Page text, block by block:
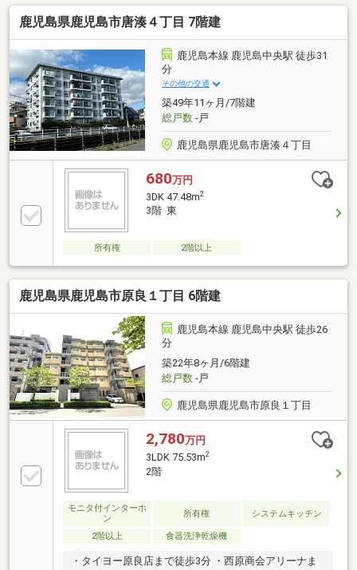
～月々約10 046円詳細…地方銀行・変動金利1.1％・40
年間・ボーナス無しの場合※別途経費は必要です(^^♪詳
細についてはお気軽にお問い合わせください。平坦地
希望の方、内覧希望の方はまずはご連絡ください。早
急に対応させていただきます。
鹿児島県鹿児島市唐湊４丁目 7階建
鹿児島本線 鹿児島中央駅 徒歩31
分
その他の交通
築49年11ヶ月/7階建
総戸数-戸
鹿児島県鹿児島市唐湊４丁目
680万円
3DK 47.48m2
3階 東
所有権 2階以上
鹿児島県鹿児島市原良１丁目 6階建
鹿児島本線 鹿児島中央駅 徒歩26
分
築22年8ヶ月/6階建
総戸数-戸
鹿児島県鹿児島市原良１丁目
2,780万円
3LDK 75.53m2
2階
モニタ付インターホ
ン
所有権 システムキッチン
2階以上 食器洗浄乾燥機
・タイヨー原良店まで徒歩3分 ・西原商会アリーナま